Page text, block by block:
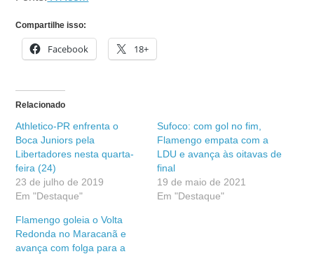
Compartilhe isso:
Facebook 18+
Relacionado
Athletico-PR enfrenta o
Boca Juniors pela
Libertadores nesta quarta-
feira (24)
23 de julho de 2019
Em "Destaque"
Sufoco: com gol no fim,
Flamengo empata com a
LDU e avança às oitavas de
final
19 de maio de 2021
Em "Destaque"
Flamengo goleia o Volta
Redonda no Maracanã e
avança com folga para a